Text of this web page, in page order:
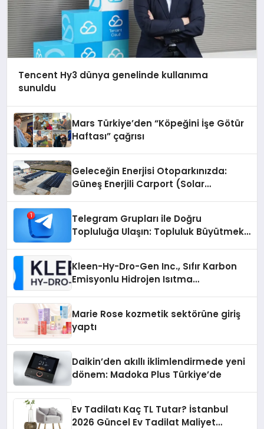
Tencent Hy3 dünya genelinde kullanıma
sunuldu
Mars Türkiye’den “Köpeğini İşe Götür
Haftası” çağrısı
Geleceğin Enerjisi Otoparkınızda:
Güneş Enerjili Carport (Solar
Telegram Grupları ile Doğru
Topluluğa Ulaşın: Topluluk Büyütmek
Kleen-Hy-Dro-Gen Inc., Sıfır Karbon
Emisyonlu Hidrojen Isıtma
Marie Rose kozmetik sektörüne giriş
yaptı
Daikin’den akıllı iklimlendirmede yeni
dönem: Madoka Plus Türkiye’de
Ev Tadilatı Kaç TL Tutar? İstanbul
2026 Güncel Ev Tadilat Maliyet